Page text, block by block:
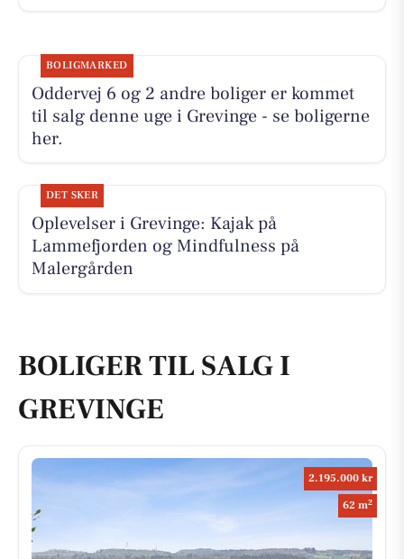
BOLIGMARKED
Oddervej 6 og 2 andre boliger er kommet
til salg denne uge i Grevinge - se boligerne
her.
DET SKER
Oplevelser i Grevinge: Kajak på
Lammefjorden og Mindfulness på
Malergården
BOLIGER TIL SALG I
GREVINGE
2.195.000 kr
62 m2